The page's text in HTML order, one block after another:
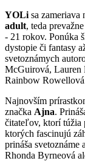
YOLi sa zameriava
adult, teda
- 21 rokov. Ponúka
dystopie či fantasy
svetoznámych
McGuirová, Lauren
Rainbow
Najnovším
značka Ajna.
čitateľov, ktorí túžia
ktorých fascinujú
prináša
Rhonda Byrneová